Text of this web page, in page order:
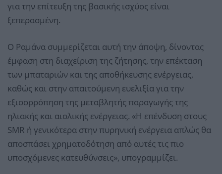
για την επίτευξη της βασικής ισχύος είναι
ξεπερασμένη.
Ο Ραμάνα συμμερίζεται αυτή την άποψη, δίνοντας
έμφαση στη διαχείριση της ζήτησης, την επέκταση
των μπαταριών και της αποθήκευσης ενέργειας,
καθώς και στην απαιτούμενη ευελιξία για την
εξισορρόπηση της μεταβλητής παραγωγής της
ηλιακής και αιολικής ενέργειας. «Η επένδυση στους
SMR ή γενικότερα στην πυρηνική ενέργεια απλώς θα
αποσπάσει χρηματοδότηση από αυτές τις πιο
υποσχόμενες κατευθύνσεις», υπογραμμίζει.